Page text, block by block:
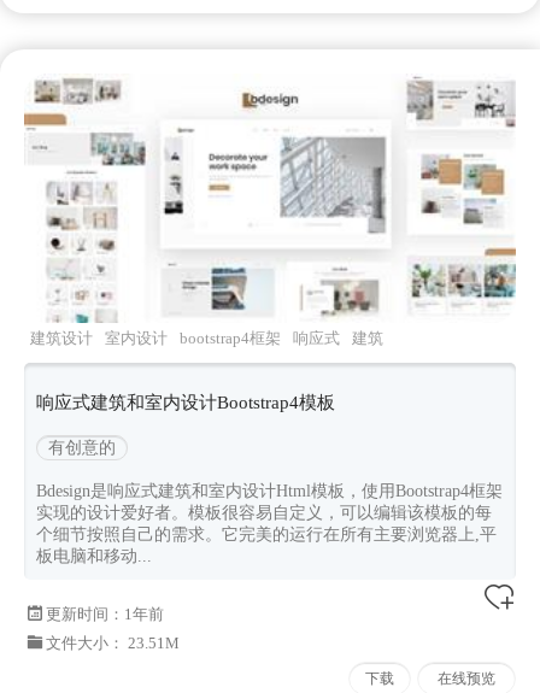
建筑设计 室内设计 bootstrap4框架 响应式
建筑
装饰
响应式建筑和室内设计Bootstrap4模板
有创意的
Bdesign是响应式建筑和室内设计Html模板，使用Bootstrap4框架
实现的设计爱好者。模板很容易自定义，可以编辑该模板的每
个细节按照自己的需求。它完美的运行在所有主要浏览器上,平
板电脑和移动...
更新时间： 1年前
文件大小： 23.51M
下载 在线预览